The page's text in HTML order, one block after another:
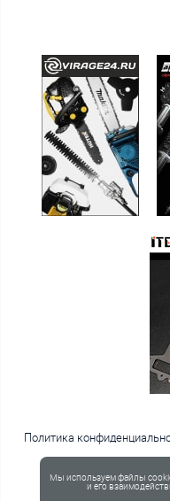
Политика
© 2001—2026
Мы используем файлы
и его